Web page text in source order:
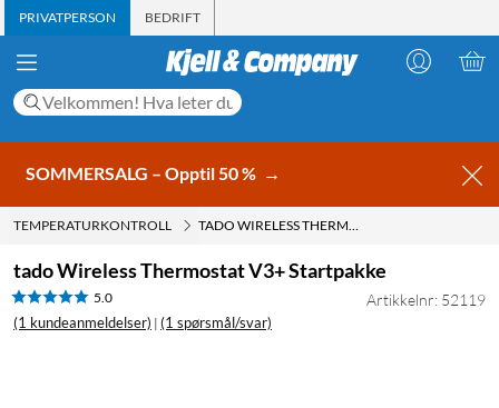
PRIVATPERSON BEDRIFT
SOMMERSALG – Opptil 50 % →
TEMPERATURKONTROLL TADO WIRELESS THERMOSTAT V3+ STARTPAKKE
tado Wireless Thermostat V3+ Startpakke
5.0
(1 kundeanmeldelser) | (1 spørsmål/svar)
Artikkelnr: 52119